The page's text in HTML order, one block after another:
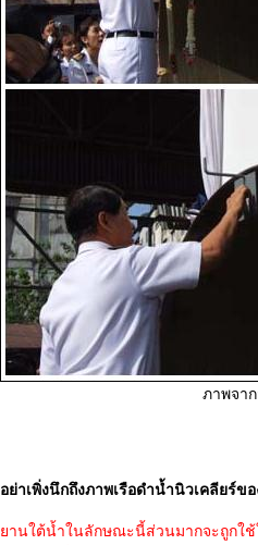
ภาพจา
อย่าเพิ่งนึกถึงภาพเรือดำน้ำนิวเคลียร์ข
านใต้น้ำในลักษณะนี้ส่วนมากจะถูกใช้